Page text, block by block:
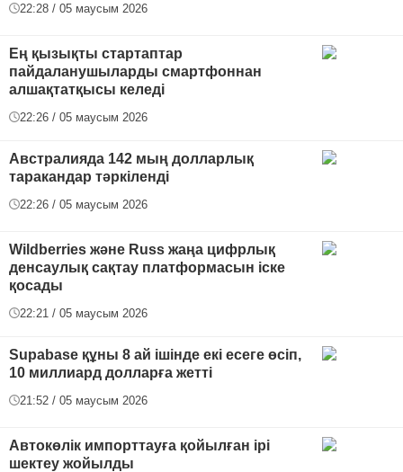
22:28 / 05 маусым 2026
Ең қызықты стартаптар
пайдаланушыларды смартфоннан
алшақтатқысы келеді
22:26 / 05 маусым 2026
Австралияда 142 мың долларлық
таракандар тәркіленді
22:26 / 05 маусым 2026
Wildberries және Russ жаңа цифрлық
денсаулық сақтау платформасын іске
қосады
22:21 / 05 маусым 2026
Supabase құны 8 ай ішінде екі есеге өсіп,
10 миллиард долларға жетті
21:52 / 05 маусым 2026
Автокөлік импорттауға қойылған ірі
шектеу жойылды